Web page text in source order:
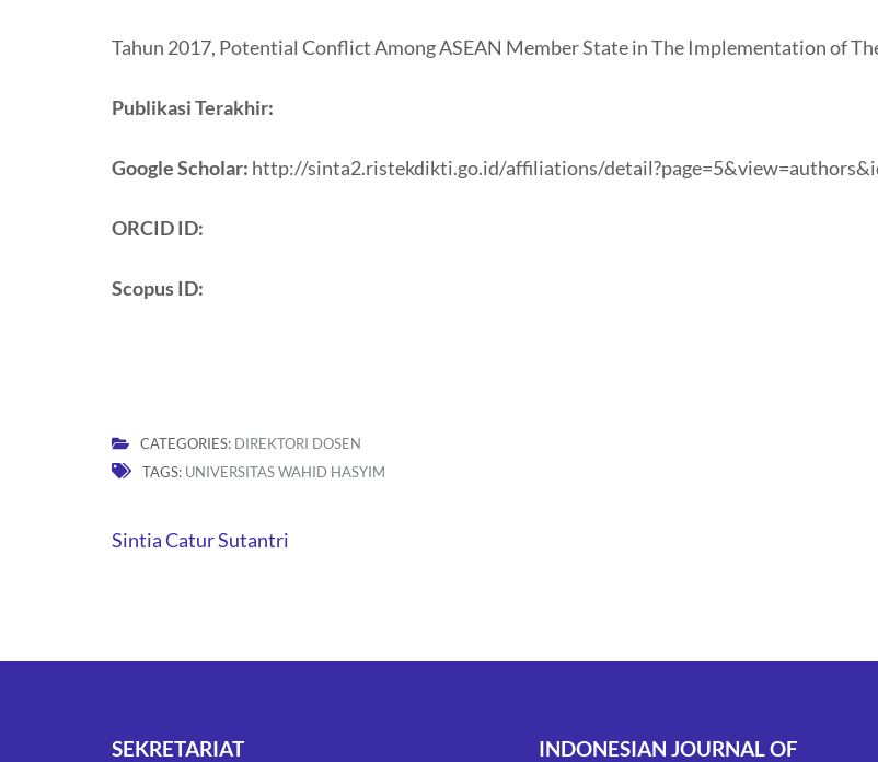
Tahun 2017, Potential Conflict Among ASEAN Member State in The Implementation of
Publikasi Terakhir:
Google Scholar: http://sinta2.ristekdikti.go.id/affiliations/
ORCID ID:
Scopus ID:
CATEGORIES: DIREKTORI DOSEN
TAGS: UNIVERSITAS WAHID HASYIM
Post
Sintia Catur Sutantri
SEKRETARIAT
INDONESIAN JOURNAL OF